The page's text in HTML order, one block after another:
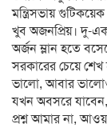
মন্ত্রিসভায়
খুব অজনপ্রিয়। দু-
অর্জন ম্লান হতে
সরকারের চেয়ে শেখ
ভালো, আবার ভালোও
যখন অবসরে
প্রশ্ন আমার না,